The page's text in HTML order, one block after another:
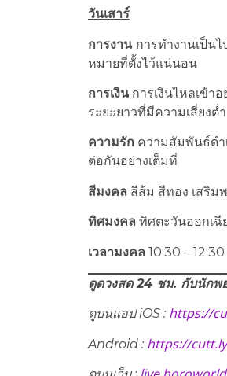
วันเสาร์
การงาน การทำงานเป็น
หมายที่ตั้งไว้แน่นอน
การเงินการเงินไหลเข้า
ระยะยาวที่มีความเสี่ยงต่ำ
ความรัก ความสัมพันธ์ดำ
ต่อกันอย่างเต็มที่
สีมงคล สีส้ม สีทอง เสริม
ทิศมงคล ทิศตะวันออกเฉี
เวลามงคล 10:30 – 12:30
ดูดวงสด 24 ชม. กับนัก
ดูบนแอปiOS : https://
Android : https://